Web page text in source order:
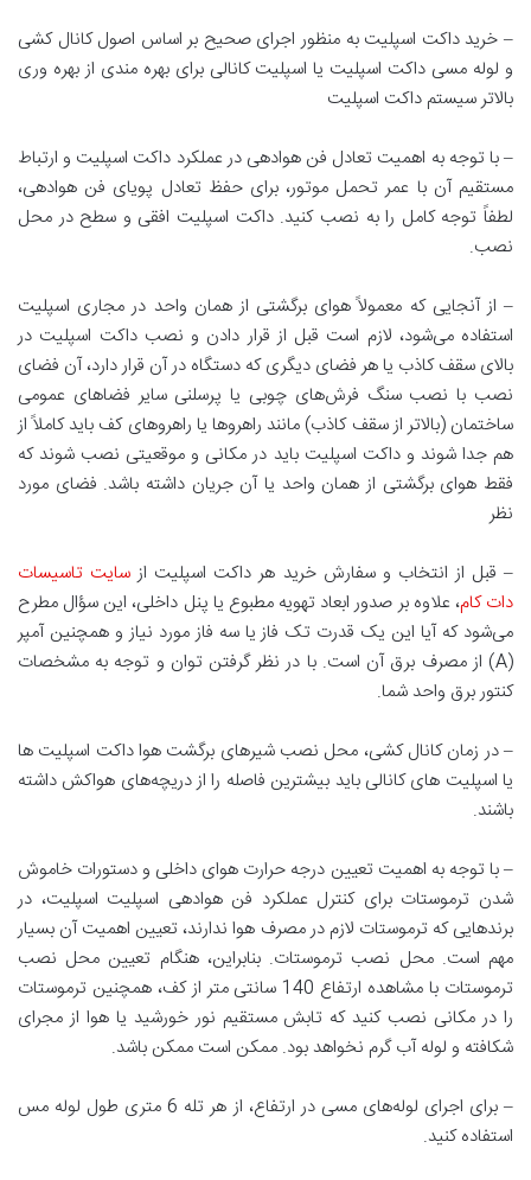
– خرید داکت اسپلیت به منظور اجرای صحیح بر اساس اصول کانال کشی
و لوله مسی داکت اسپلیت یا اسپلیت کانالی برای بهره مندی از بهره وری
بالاتر سیستم داکت اسپلیت
– با توجه به اهمیت تعادل فن هوادهی در عملکرد داکت اسپلیت و ارتباط
مستقیم آن با عمر تحمل موتور، برای حفظ تعادل پویای فن هوادهی،
لطفاً توجه کامل را به نصب کنید. داکت اسپلیت افقی و سطح در محل
نصب.
– از آنجایی که معمولاً هوای برگشتی از همان واحد در مجاری اسپلیت
استفاده می‌شود، لازم است قبل از قرار دادن و نصب داکت اسپلیت در
بالای سقف کاذب یا هر فضای دیگری که دستگاه در آن قرار دارد، آن فضای
نصب با نصب سنگ فرش‌های چوبی یا پرسلنی سایر فضاهای عمومی
ساختمان (بالاتر از سقف کاذب) مانند راهروها یا راهروهای کف باید کاملاً از
هم جدا شوند و داکت اسپلیت باید در مکانی و موقعیتی نصب شوند که
فقط هوای برگشتی از همان واحد یا آن جریان داشته باشد. فضای مورد
نظر
– قبل از انتخاب و سفارش خرید هر داکت اسپلیت از سایت تاسیسات
دات کام، علاوه بر صدور ابعاد تهویه مطبوع یا پنل داخلی، این سؤال مطرح
می‌شود که آیا این یک قدرت تک فاز یا سه فاز مورد نیاز و همچنین آمپر
(A) از مصرف برق آن است. با در نظر گرفتن توان و توجه به مشخصات
کنتور برق واحد شما.
– در زمان کانال کشی، محل نصب شیرهای برگشت هوا داکت اسپلیت ها
یا اسپلیت های کانالی باید بیشترین فاصله را از دریچه‌های هواکش داشته
باشند.
– با توجه به اهمیت تعیین درجه حرارت هوای داخلی و دستورات خاموش
شدن ترموستات برای کنترل عملکرد فن هوادهی اسپلیت اسپلیت، در
برندهایی که ترموستات لازم در مصرف هوا ندارند، تعیین اهمیت آن بسیار
مهم است. محل نصب ترموستات. بنابراین، هنگام تعیین محل نصب
ترموستات با مشاهده ارتفاع 140 سانتی متر از کف، همچنین ترموستات
را در مکانی نصب کنید که تابش مستقیم نور خورشید یا هوا از مجرای
شکافته و لوله آب گرم نخواهد بود. ممکن است ممکن باشد.
– برای اجرای لوله‌های مسی در ارتفاع، از هر تله 6 متری طول لوله مس
استفاده کنید.